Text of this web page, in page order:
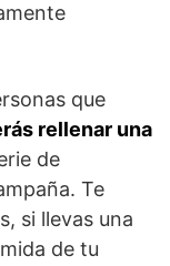
que
rellenar una
de
Te
si llevas una
de tu